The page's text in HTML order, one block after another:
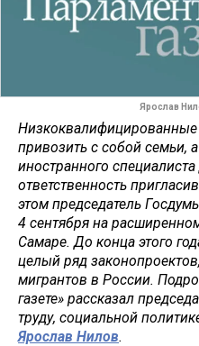
Ярослав
привозить с собой семьи,
иностранного
ответственность
этом председатель
4 сентября на
Самаре. До конца этого
целый ряд
мигрантов в России.
газете» рассказал
труду, социальной
Ярослав Нилов.